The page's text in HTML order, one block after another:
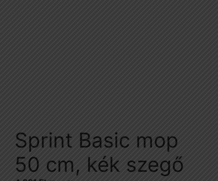
Sprint Basic mop
50 cm, kék szegő